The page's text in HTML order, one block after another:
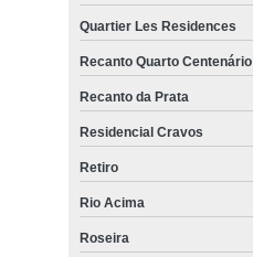
Quartier Les Residences
Recanto Quarto Centenário
Recanto da Prata
Residencial Cravos
Retiro
Rio Acima
Roseira